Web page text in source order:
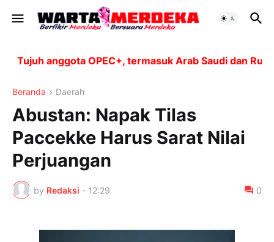
Tujuh anggota OPEC+, termasuk Arab Saudi dan
Beranda Daerah
Abustan: Napak Tilas
Paccekke Harus Sarat Nilai
Perjuangan
by Redaksi - 12:29 0